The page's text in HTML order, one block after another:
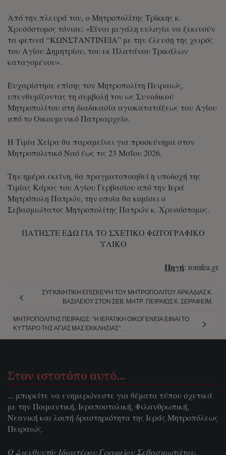
Από την πλευρά του, ο Μητροπολίτης Τρίκκης κ.
Χρυσόστομος τόνισε: «Είναι μεγάλη ευλογία να ξεκινούν
τα φετινά “ΚΩΝΣΤΑΝΤΙΝΕΙΑ” με την έλευση της χειρός
του Αγίου Δημητρίου, του εκ Πλατάνου Τρικάλων
καταγομένου».
Ευχαρίστησε επίσης τον Μητροπολίτη Πειραιώς,
υπενθυμίζοντας τη συμβολή του ως Συνοδικού
Μητροπολίτου στη διαδικασία αγιοκατατάξεως του Αγίου
από το Οικουμενικό Πατριαρχείο.
Η Τιμία Χείρα θα παραμείνει για προσκύνημα στον
Μητροπολιτικό Ναό έως τις 23 Μαΐου 2026.
Την ημέρα εκείνη, θα πραγματοποιηθεί η υποδοχή της
Τιμίας Κάρας του Αγίου Γερβασίου από την Ιερά
Μητρόπολη Πατρών, την οποία θα κομίσει ο
Σεβασμιώτατος Μητροπολίτης Πατρών κ. Χρυσόστομος.
ΠΑΤΗΣΤΕ ΕΔΩ ΓΙΑ ΤΟ ΣΧΕΤΙΚΟ ΦΩΤΟΓΡΑΦΙΚΟ
ΥΛΙΚΟ
Πηγή: romfea.gr
ΣΥΓΚΙΝΗΤΙΚΉ ΕΠΊΣΚΕΨΗ ΤΟΥ ΜΗΤΡΟΠΟΛΊΤΟΥ ΑΡΚΑΔΊΑΣ Κ.
ΒΑΣΙΛΕΊΟΥ ΣΤΟΝ ΣΕΒ. ΜΗΤΡ. ΠΕΙΡΑΙΏΣ Κ. ΣΕΡΑΦΕΊΜ.
ΜΗΤΡΟΠΟΛΊΤΗΣ ΠΕΙΡΑΙΏΣ: “Η ΙΕΡΑΤΙΚΉ ΟΙΚΟΓΈΝΕΙΑ ΕΊΝΑΙ ΤΟ
ΚΎΤΤΑΡΟ ΤΗΣ ΑΓΊΑΣ ΜΑΣ ΕΚΚΛΗΣΊΑΣ”.
Στον ιστοτόπο αυτό…
... μπορείτε να ενημερώνεστε για θέματα τύπου σχετικά
με την Ποιμαντική, Ιεραποστολική, Φιλανθρωπική,
Νεανική και λοιπή δραστηριότητα της Ιεράς Μητροπόλεως
Πειραιώς.
Ο Διευθυντής Ιδιαιτέρου Γραφείου Σεβασμιωτάτου,